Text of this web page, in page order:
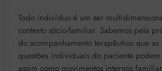
Todo indivíduo é um ser
contexto sócio-familiar. Sabemos pela
do acompanhamento terapêutico que
questões individuais do paciente
assim como movimentos internos